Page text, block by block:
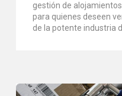
gestión de
para quienes deseen
de la potente industria